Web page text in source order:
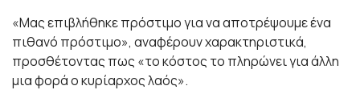
«Μας επιβλήθηκε πρόστιμο για να αποτρέψουμε ένα
πιθανό πρόστιμο», αναφέρουν χαρακτηριστικά,
προσθέτοντας πως «το κόστος το πληρώνει για άλλη
μια φορά ο κυρίαρχος λαός».